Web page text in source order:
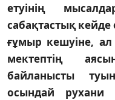
етуінің
сабақтастық кейде
ғұмыр кешуіне,
мектептің
байланысты
осындай рухани